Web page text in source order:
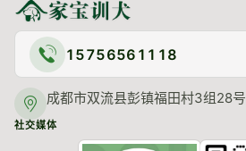
15756561118
成都市双流县彭镇福田村3组28号
社交媒体